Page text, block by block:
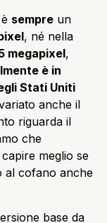
sempre un
, né nella
megapixel,
è in
Stati Uniti
anche il
riguarda il
che
meglio se
al cofano anche
base da